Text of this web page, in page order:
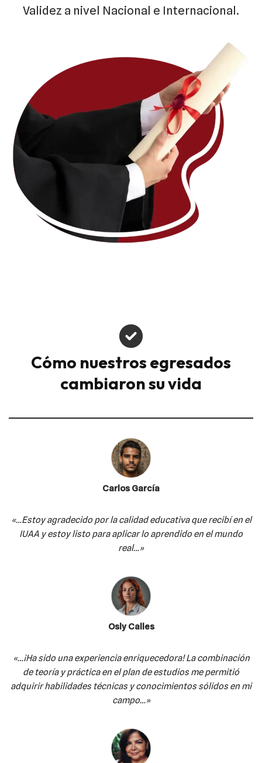
Validez a nivel Nacional e Internacional.
Cómo nuestros egresados
cambiaron su vida
Carlos García
«…Estoy agradecido por la calidad educativa que recibí en el
IUAA y estoy listo para aplicar lo aprendido en el mundo
real…»
Osly Calles
«…¡Ha sido una experiencia enriquecedora! La combinación
de teoría y práctica en el plan de estudios me permitió
adquirir habilidades técnicas y conocimientos sólidos en mi
campo…»